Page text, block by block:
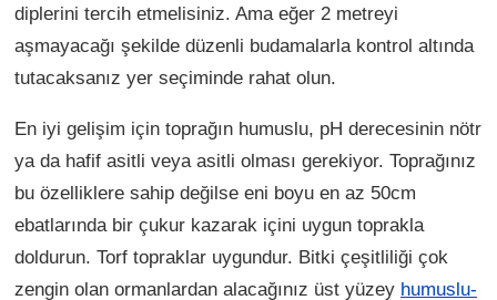
diplerini tercih etmelisiniz. Ama eğer 2 metreyi
aşmayacağı şekilde düzenli budamalarla kontrol altında
tutacaksanız yer seçiminde rahat olun.
En iyi gelişim için toprağın humuslu, pH derecesinin nötr
ya da hafif asitli veya asitli olması gerekiyor. Toprağınız
bu özelliklere sahip değilse eni boyu en az 50cm
ebatlarında bir çukur kazarak içini uygun toprakla
doldurun. Torf topraklar uygundur. Bitki çeşitliliği çok
zengin olan ormanlardan alacağınız üst yüzey humuslu-